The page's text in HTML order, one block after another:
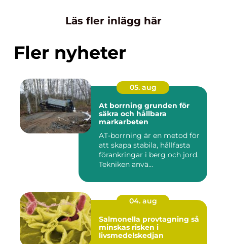
Läs fler inlägg här
Fler nyheter
05. aug
At borrning grunden för
säkra och hållbara
markarbeten
AT-borrning är en metod för
att skapa stabila, hållfasta
förankringar i berg och jord.
Tekniken anvä...
04. aug
Salmonella provtagning så
minskas risken i
livsmedelskedjan